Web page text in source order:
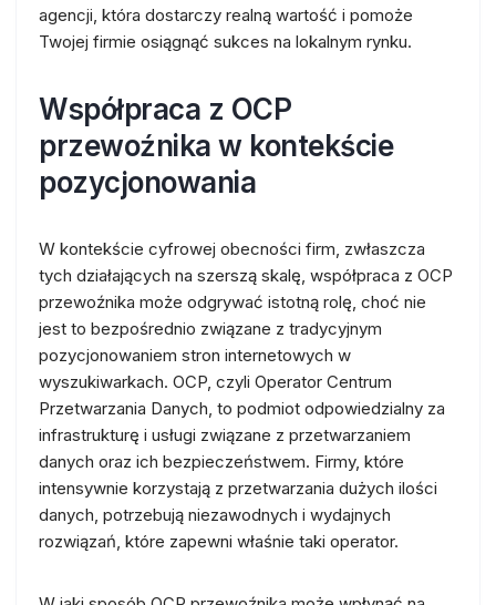
agencji, która dostarczy realną wartość i pomoże
Twojej firmie osiągnąć sukces na lokalnym rynku.
Współpraca z OCP
przewoźnika w kontekście
pozycjonowania
W kontekście cyfrowej obecności firm, zwłaszcza
tych działających na szerszą skalę, współpraca z OCP
przewoźnika może odgrywać istotną rolę, choć nie
jest to bezpośrednio związane z tradycyjnym
pozycjonowaniem stron internetowych w
wyszukiwarkach. OCP, czyli Operator Centrum
Przetwarzania Danych, to podmiot odpowiedzialny za
infrastrukturę i usługi związane z przetwarzaniem
danych oraz ich bezpieczeństwem. Firmy, które
intensywnie korzystają z przetwarzania dużych ilości
danych, potrzebują niezawodnych i wydajnych
rozwiązań, które zapewni właśnie taki operator.